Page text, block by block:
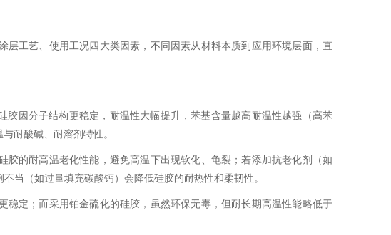
工艺、使用工况四大类因素，不同因素从材料本质到应用环境层面，直
因分子结构更稳定，耐温性大幅提升，苯基含量越高耐温性越强（高苯
耐酸碱、耐溶剂特性。
的耐高温老化性能，避免高温下出现软化、龟裂；若添加抗老化剂（如
当（如过量填充碳酸钙）会降低硅胶的耐热性和柔韧性。
定；而采用铂金硫化的硅胶，虽然环保无毒，但耐长期高温性能略低于